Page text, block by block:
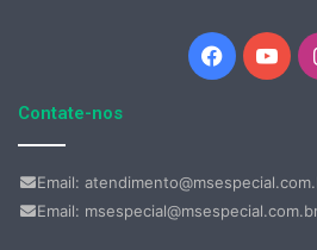
Contate-nos
Email:
Email: